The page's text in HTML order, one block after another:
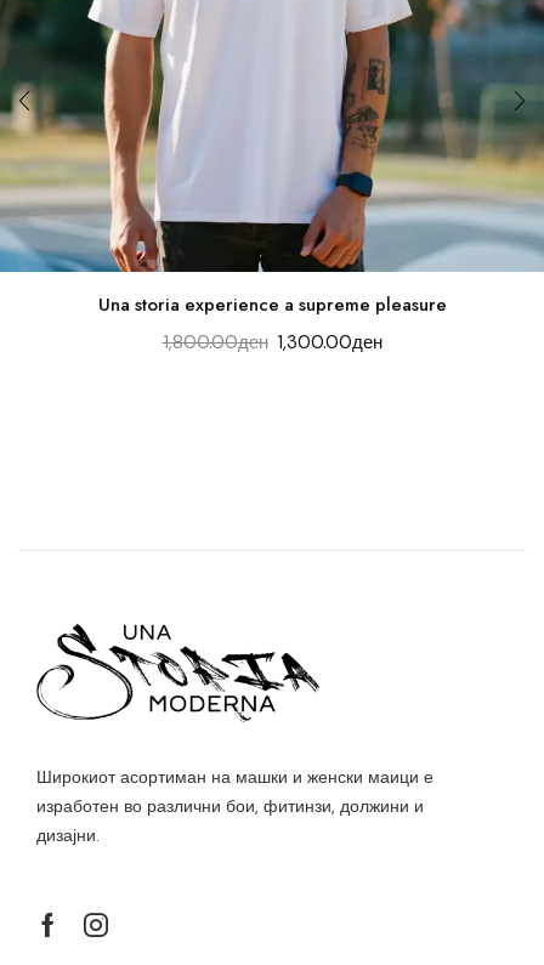
Una storia experience a supreme pleasure
1,800.00ден 1,300.00ден
Широкиот асортиман на машки и женски маици е
изработен во различни бои, фитинзи, должини и
дизајни.